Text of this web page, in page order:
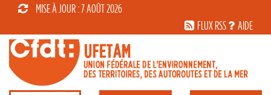
MISE À JOUR : 7 AOÛT 2026
FLUX RSS
AIDE